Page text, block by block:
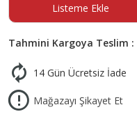
Listeme Ekle
Tahmini Kargoya Teslim :
14 Gün Ücretsiz İade
Mağazayı Şikayet Et